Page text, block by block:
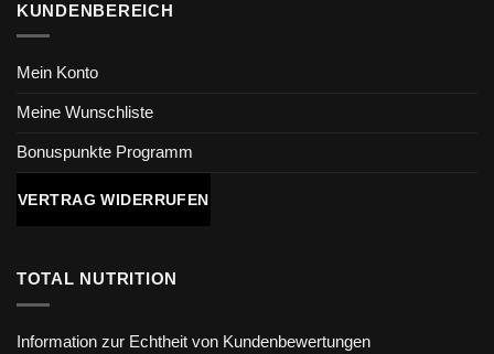
KUNDENBEREICH
Mein Konto
Meine Wunschliste
Bonuspunkte Programm
VERTRAG WIDERRUFEN
TOTAL NUTRITION
Information zur Echtheit von Kundenbewertungen